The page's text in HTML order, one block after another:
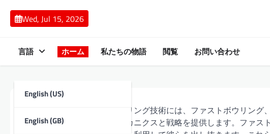
content
Wed, Jul 15, 2026
言語
English (US)
English (GB)
ホーム 私たちの物語 閲覧 お問い合わせ
クリケットにおける主なボウリング技術には、ファストボウリン
グがあり、それぞれ異なるメカニクスと戦略を提供します。ファ